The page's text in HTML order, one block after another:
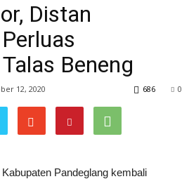
Distan
Beneng
12, 2020 0
686
Pandeglang kembali